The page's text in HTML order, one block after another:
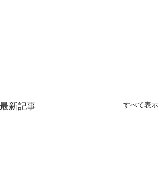
最新記事 すべて表示